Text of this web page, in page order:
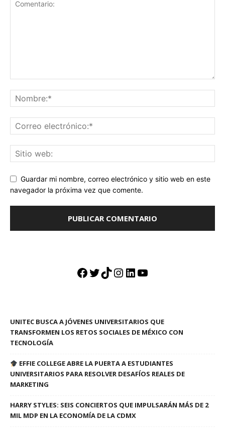
Guardar mi nombre, correo electrónico y sitio web en este
navegador la próxima vez que comente.
Facebook
Twitter
TikTok
Instagram
LinkedIn
YouTube
UNITEC BUSCA A JÓVENES UNIVERSITARIOS QUE
TRANSFORMEN LOS RETOS SOCIALES DE MÉXICO CON
TECNOLOGÍA
EFFIE COLLEGE ABRE LA PUERTA A ESTUDIANTES
UNIVERSITARIOS PARA RESOLVER DESAFÍOS REALES DE
MARKETING
HARRY STYLES: SEIS CONCIERTOS QUE IMPULSARÁN MÁS DE 2
MIL MDP EN LA ECONOMÍA DE LA CDMX